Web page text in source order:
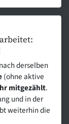
derselben
(ohne aktive
mitgezählt.
und in der
weiterhin die